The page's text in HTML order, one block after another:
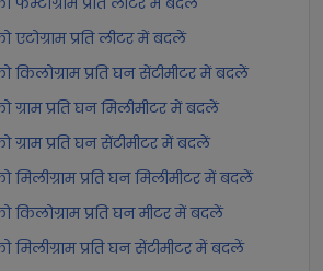
एटोग्राम प्रति लीटर में बदलें
किलोग्राम प्रति घन सेंटीमीटर में बदलें
ग्राम प्रति घन मिलीमीटर में बदलें
ग्राम प्रति घन सेंटीमीटर में बदलें
मिलीग्राम प्रति घन मिलीमीटर में बदलें
किलोग्राम प्रति घन मीटर में बदलें
मिलीग्राम प्रति घन सेंटीमीटर में बदलें